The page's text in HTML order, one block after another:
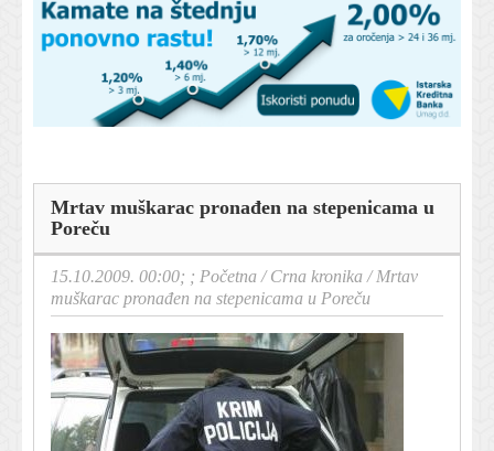
Mrtav muškarac pronađen na stepenicama u
Poreču
15.10.2009. 00:00; ; Početna /Crna kronika /Mrtav
muškarac pronađen na stepenicama u Poreču